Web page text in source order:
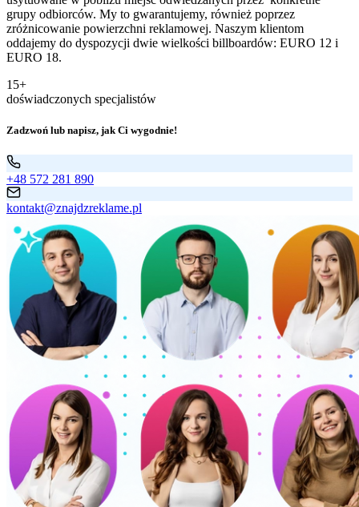
grupy odbiorców. My to gwarantujemy, również poprzez
zróżnicowanie powierzchni reklamowej. Naszym klientom
oddajemy do dyspozycji dwie wielkości billboardów: EURO 12 i
EURO 18.
15+
doświadczonych specjalistów
Zadzwoń lub napisz, jak Ci wygodnie!
+48 572 281 890
kontakt@znajdzreklame.pl